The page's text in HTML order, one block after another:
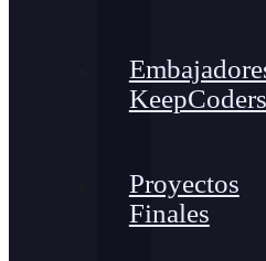
KeepCoders
Proyectos
Finales